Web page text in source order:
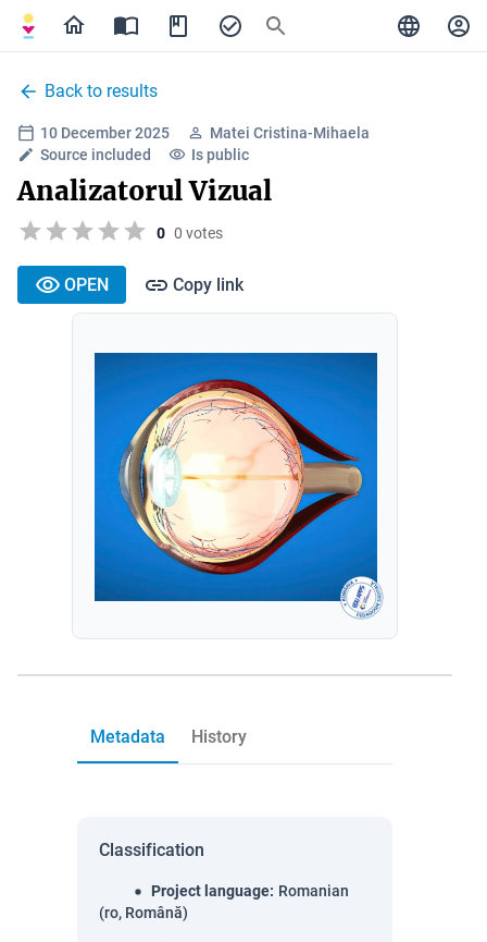
Back to results
10 December 2025
Matei Cristina-Mihaela
Source included
Is public
Analizatorul Vizual
0 0 votes
OPEN Copy link
Metadata History
Classification
Project language: Romanian
(ro, Română)